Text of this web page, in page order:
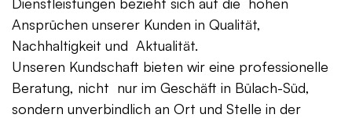
Ansprüchen unserer Kunden in Qualität,
Nachhaltigkeit und Aktualität.
Unseren Kundschaft bieten wir eine professionelle
Beratung, nicht nur im Geschäft in Bülach-Süd,
sondern unverbindlich an Ort und Stelle in der